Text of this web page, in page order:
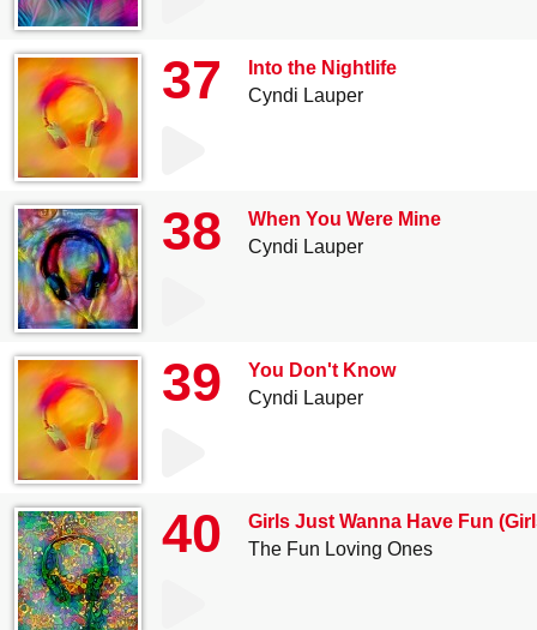
37
Into the Nightlife
Cyndi Lauper
38
When You Were Mine
Cyndi Lauper
39
You Don't Know
Cyndi Lauper
40
Girls Just Wanna Have Fun
The Fun Loving Ones